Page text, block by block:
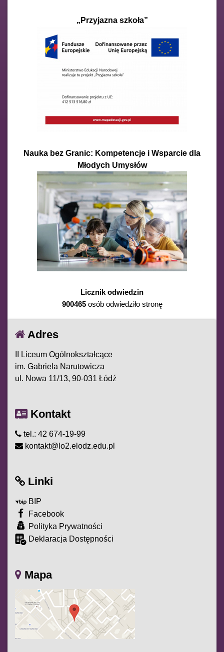
„Przyjazna szkoła”
Nauka bez Granic: Kompetencje i Wsparcie dla
Młodych Umysłów
Licznik odwiedzin
900465osób odwiedziło stronę
Adres
II Liceum Ogólnokształcące
im. Gabriela Narutowicza
ul. Nowa 11/13, 90-031 Łódź
Kontakt
tel.: 42 674-19-99
kontakt@lo2.elodz.edu.pl
Linki
BIP
Facebook
Polityka Prywatności
Deklaracja Dostępności
Mapa